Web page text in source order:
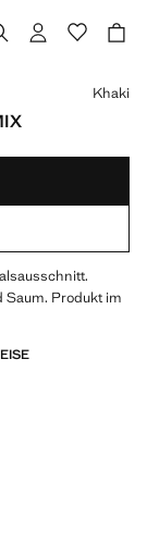
Khaki
Saum. Produkt im